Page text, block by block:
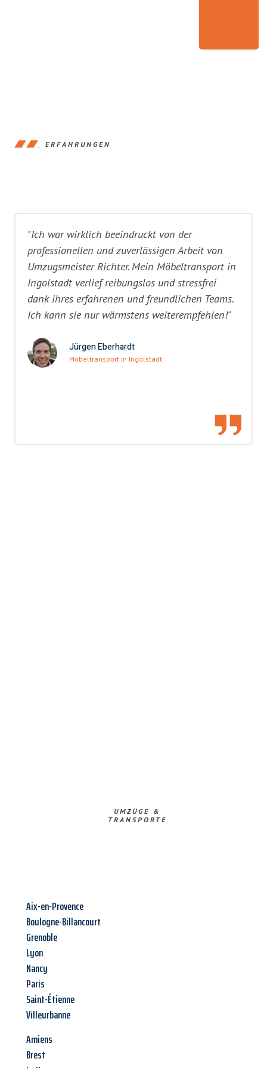
ERFAHRUNGEN
"Ich war wirklich beeindruckt von der
professionellen und zuverlässigen Arbeit von
Umzugsmeister Richter. Mein Möbeltransport in
Ingolstadt verlief reibungslos und stressfrei
dank ihres erfahrenen und freundlichen Teams.
Ich kann sie nur wärmstens weiterempfehlen!"
Jürgen Eberhardt
Möbeltransport in Ingolstadt
UMZÜGE &
TRANSPORTE
Aix-en-Provence
Boulogne-Billancourt
Grenoble
Lyon
Nancy
Paris
Saint-Étienne
Villeurbanne
Amiens
Brest